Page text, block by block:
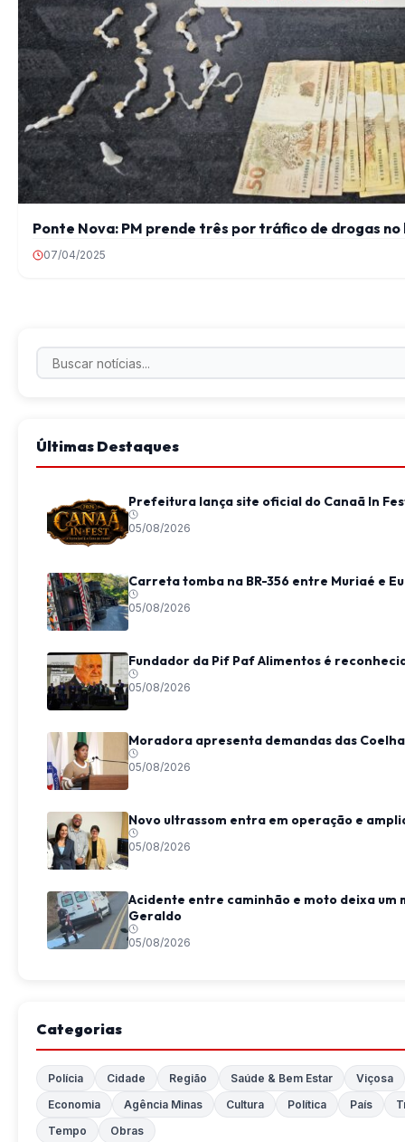
Ponte Nova: PM prende três por tráfico de drogas
07/04/2025
Últimas Destaques
Prefeitura lança site oficial do Canaã In
05/08/2026
Carreta tomba na BR-356 entre Muriaé e
05/08/2026
Fundador da Pif Paf Alimentos é
05/08/2026
Moradora apresenta demandas das
05/08/2026
Novo ultrassom entra em operação e
05/08/2026
Acidente entre caminhão e moto deixa um
Geraldo
05/08/2026
Categorias
Polícia Cidade Região Saúde & Bem Estar
Viçosa
Economia
Agência Minas Cultura Política País
Tempo
Obras